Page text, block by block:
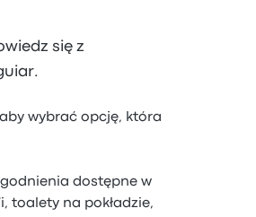
się z
wybrać opcję, która
dostępne w
toalety na pokładzie,